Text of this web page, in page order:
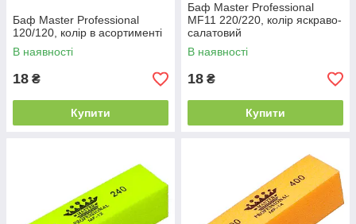
Баф Master Professional
120/120, колір в асортименті
В наявності
18 ₴
Купити
Баф Master Professional
MF11 220/220, колір яскраво-
салатовий
В наявності
18 ₴
Купити